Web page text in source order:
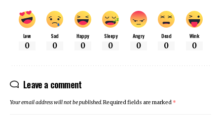
Love
0
Sad
0
Happy
0
Sleepy
0
Angry
0
Dead
0
Wink
0
Leave a comment
Your email address will not be published.Required fields are marked *